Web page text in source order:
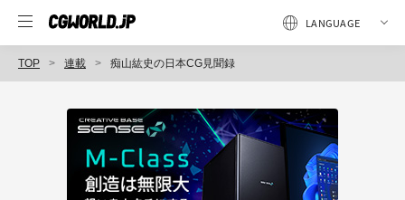
TOP 連載 痴山紘史の日本CG見聞録